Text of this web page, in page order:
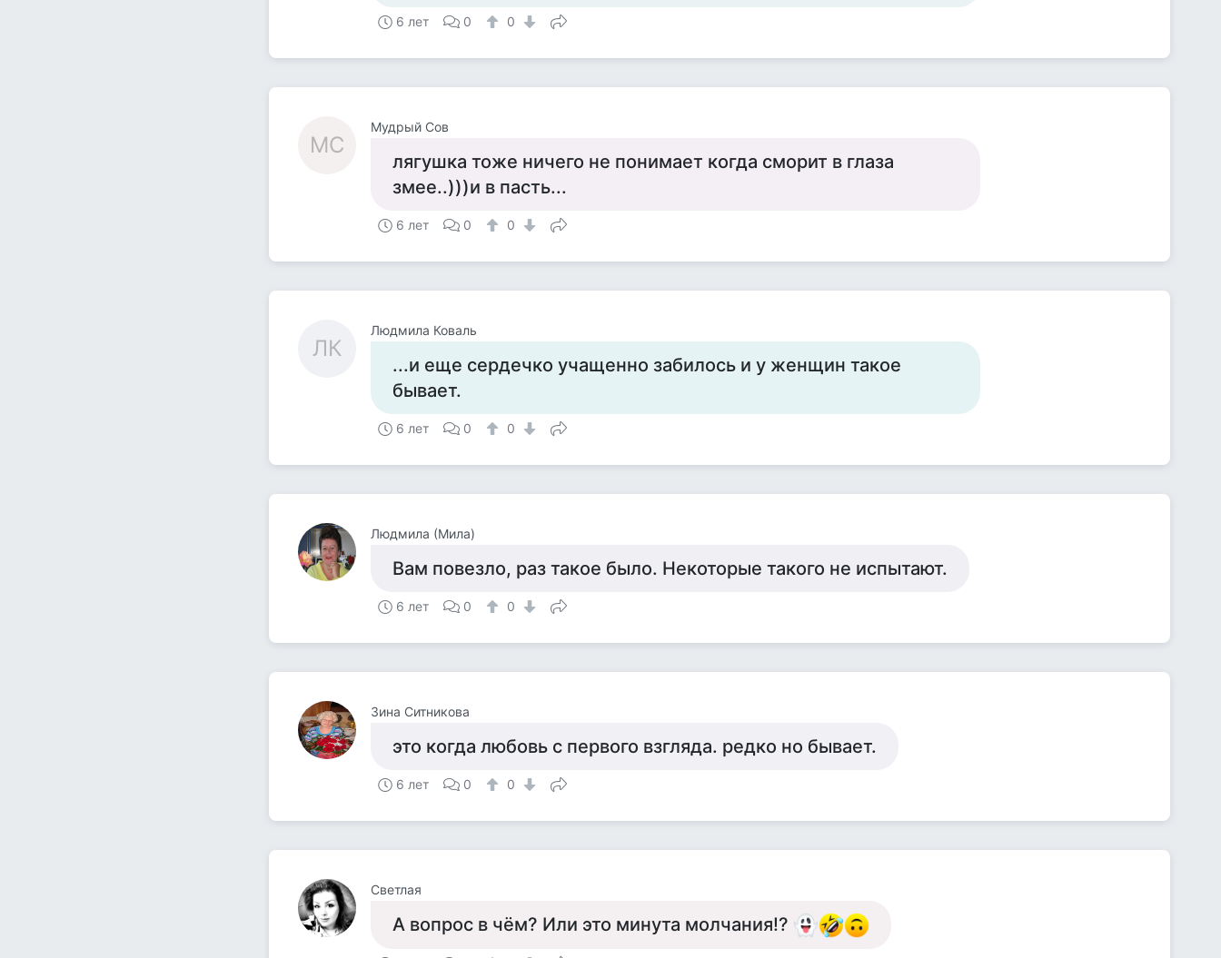
6 лет 0 0
МС
Мудрый Сов
лягушка тоже ничего не понимает когда сморит в глаза
змее..)))и в пасть...
6 лет 0 0
ЛК
Людмила Коваль
...и еще сердечко учащенно забилось и у женщин такое
бывает.
6 лет 0 0
Людмила (Мила)
Вам повезло, раз такое было. Некоторые такого не испытают.
6 лет 0 0
Зина Ситникова
это когда любовь с первого взгляда. редко но бывает.
6 лет 0 0
Светлая
А вопрос в чём? Или это минута молчания!?